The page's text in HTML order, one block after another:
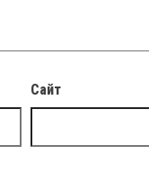
Сайт